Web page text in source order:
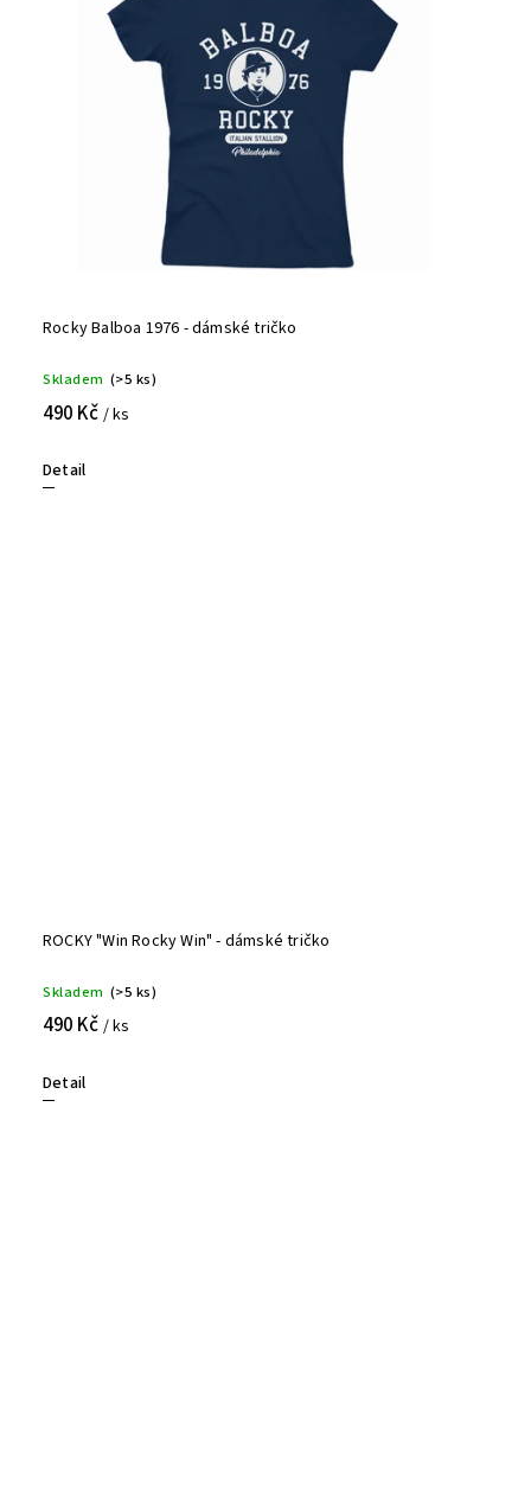
Rocky Balboa 1976 - dámské tričko
Skladem (>5 ks)
490 Kč / ks
Detail
ROCKY "Win Rocky Win" - dámské tričko
Skladem (>5 ks)
490 Kč / ks
Detail